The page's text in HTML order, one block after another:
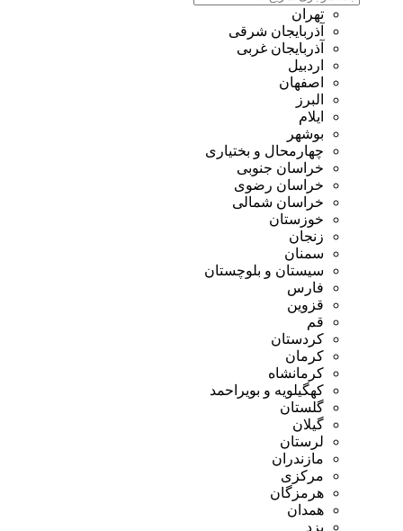
تهران
آذربایجان شرقی
آذربایجان غربی
اردبیل
اصفهان
البرز
ایلام
بوشهر
چهارمحال و بختیاری
خراسان جنوبی
خراسان رضوی
خراسان شمالی
خوزستان
زنجان
سمنان
سیستان و بلوچستان
فارس
قزوین
قم
کردستان
کرمان
کرمانشاه
کهگیلویه و بویراحمد
گلستان
گیلان
لرستان
مازندران
مرکزی
هرمزگان
همدان
یزد